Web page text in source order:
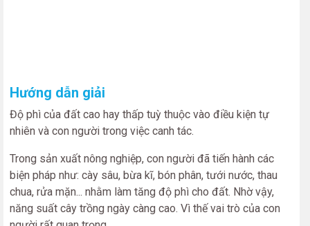
Hướng dẫn giải
Độ phì của đất cao hay thấp tuỳ thuộc vào điều kiện tự
nhiên và con người trong việc canh tác.
Trong sản xuất nông nghiệp, con người đã tiến hành các
biện pháp như: cày sâu, bừa kĩ, bón phân, tưới nước, thau
chua, rửa mặn... nhằm làm tăng độ phì cho đất. Nhờ vậy,
năng suất cây trồng ngày càng cao. Vì thế vai trò của con